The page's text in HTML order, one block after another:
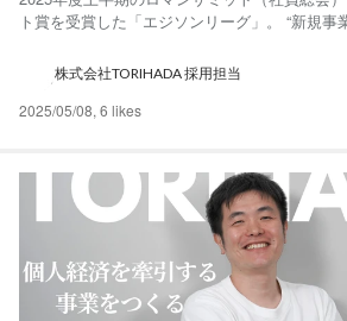
ト賞を受賞した「エジソンリーグ」。 “新規事
はそこに携わってきたおふたりにお話を伺いま
ち”にするプロジェクト 🌱 未来につながる投資
株式会社TORIHADA 採用担当
2025/05/08, 6 likes